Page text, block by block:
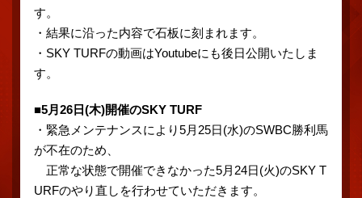
す。
・結果に沿った内容で石板に刻まれます。
・SKY TURFの動画はYoutubeにも後日公開いたしま
す。
■5月26日(木)開催のSKY TURF
・緊急メンテナンスにより5月25日(水)のSWBC勝利馬
が不在のため、
正常な状態で開催できなかった5月24日(火)のSKY T
URFのやり直しを行わせていただきます。